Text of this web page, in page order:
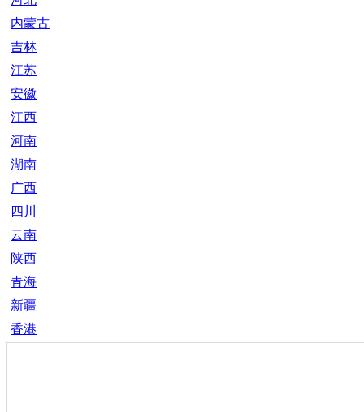
内蒙古
吉林
江苏
安徽
江西
河南
湖南
广西
四川
云南
陕西
青海
新疆
香港